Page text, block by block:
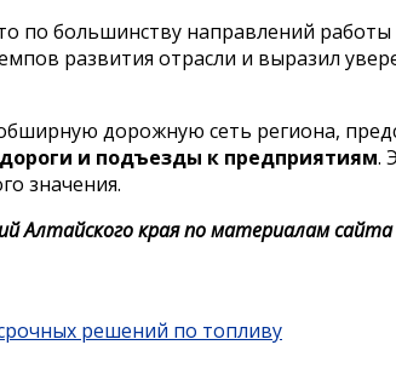
по большинству направлений
развития отрасли и выразил
дорожную сеть региона,
и подъезды к предприятиям.
значения.
Алтайского края по материалам
решений по топливу